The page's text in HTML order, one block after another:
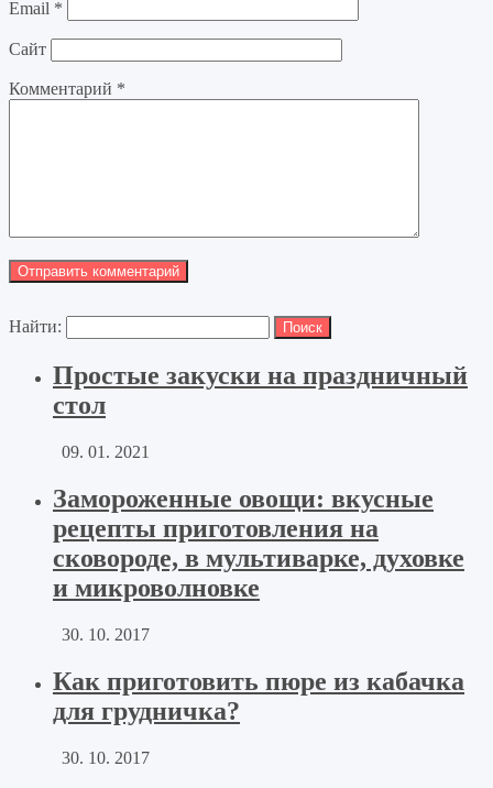
Email *
Сайт
Комментарий *
Найти:
Простые закуски на праздничный
стол
09. 01. 2021
Замороженные овощи: вкусные
рецепты приготовления на
сковороде, в мультиварке, духовке
и микроволновке
30. 10. 2017
Как приготовить пюре из кабачка
для грудничка?
30. 10. 2017